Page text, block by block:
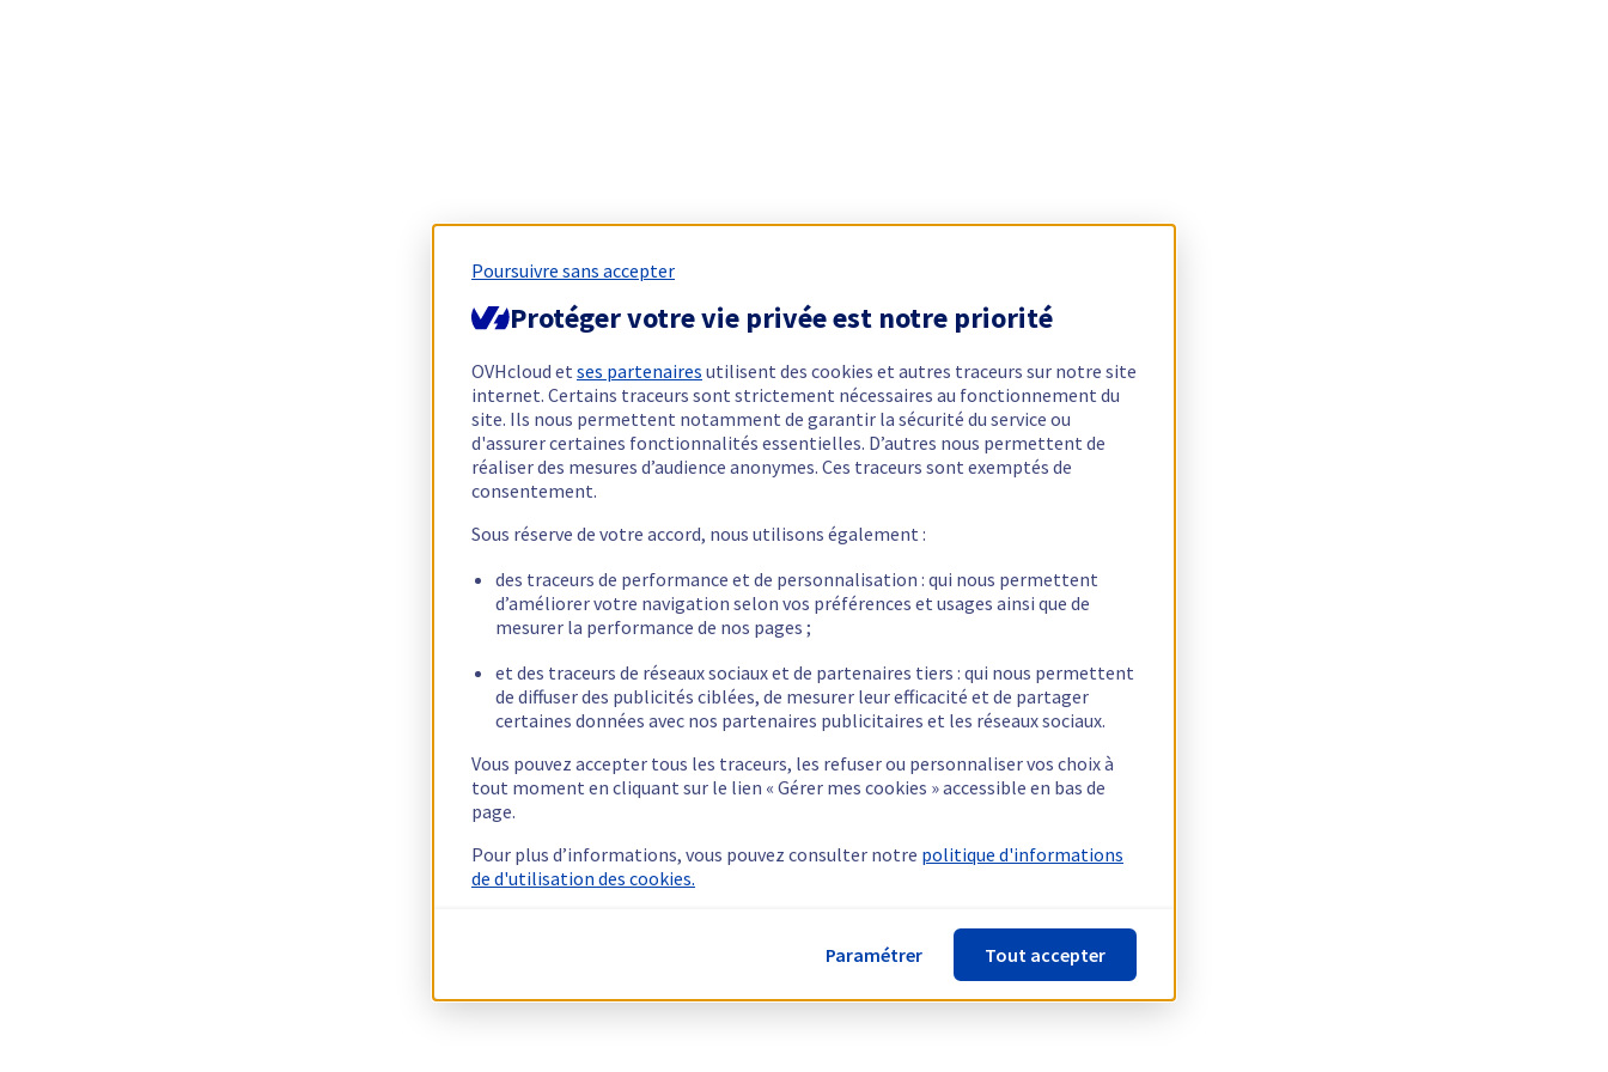
Poursuivre sans accepter
Protéger votre vie privée est notre priorité
OVHcloud et ses partenaires utilisent des cookies et autres traceurs sur notre site
internet. Certains traceurs sont strictement nécessaires au fonctionnement du
site. Ils nous permettent notamment de garantir la sécurité du service ou
d'assurer certaines fonctionnalités essentielles. D’autres nous permettent de
réaliser des mesures d’audience anonymes. Ces traceurs sont exemptés de
consentement.
Sous réserve de votre accord, nous utilisons également :
des traceurs de performance et de personnalisation : qui nous permettent
d’améliorer votre navigation selon vos préférences et usages ainsi que de
mesurer la performance de nos pages ;
et des traceurs de réseaux sociaux et de partenaires tiers : qui nous permettent
de diffuser des publicités ciblées, de mesurer leur efficacité et de partager
certaines données avec nos partenaires publicitaires et les réseaux sociaux.
Vous pouvez accepter tous les traceurs, les refuser ou personnaliser vos choix à
tout moment en cliquant sur le lien « Gérer mes cookies » accessible en bas de
page.
Pour plus d’informations, vous pouvez consulter notre politique d'informations
de d'utilisation des cookies.
Paramétrer Tout accepter